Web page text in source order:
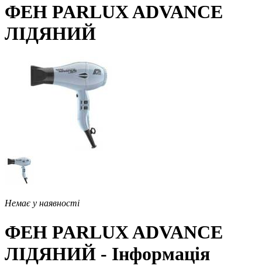
ФЕН PARLUX ADVANCE
ЛІДЯНИЙ
Немає у наявності
ФЕН PARLUX ADVANCE
ЛІДЯНИЙ - Інформація